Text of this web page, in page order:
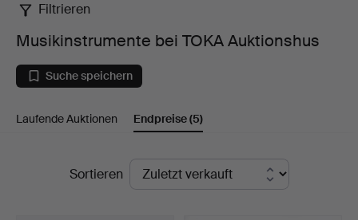
Musikinstrumente
bei
TOKA
Auktionshus
Filtrieren
Musikinstrumente bei TOKA Auktionshus
Suche speichern
Laufende Auktionen Endpreise(5)
EndpreiseSortieren